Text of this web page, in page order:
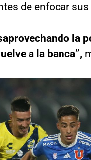
de enfocar
la
a la banca”,